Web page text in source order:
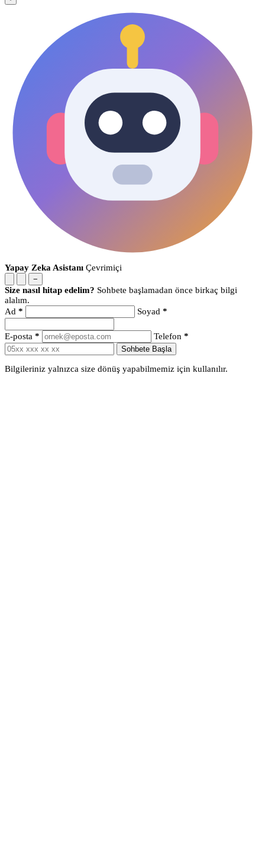
Yapay Zeka Asistanı Çevrimiçi
−
Size nasıl hitap edelim? Sohbete başlamadan önce birkaç bilgi
alalım.
Ad * Soyad *
E-posta * Telefon *
Sohbete Başla
Bilgileriniz yalnızca size dönüş yapabilmemiz için kullanılır.